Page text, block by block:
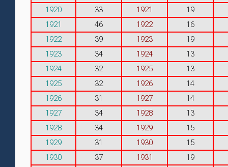
1920
33 1921
19
1921
46 1922
16
1922
39 1923
19
1923
34 1924
13
1924
32 1925
13
1925
32 1926
14
1926
31 1927
14
1927
34 1928
13
1928
34 1929
15
1929
31 1930
15
1930
37 1931
19